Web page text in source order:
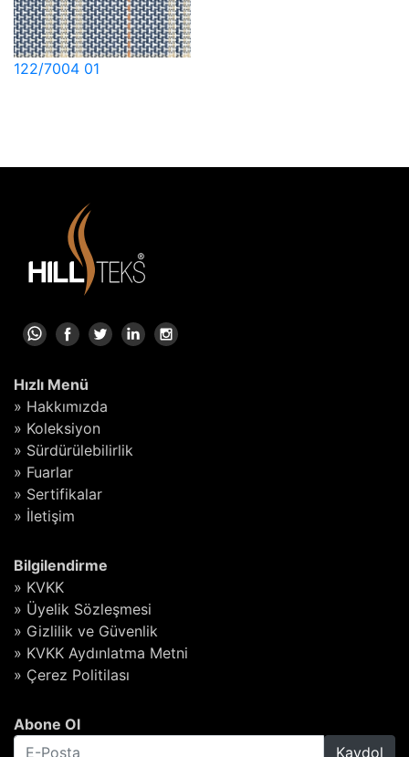
122/7004 01
Hızlı Menü
» Hakkımızda
» Koleksiyon
» Sürdürülebilirlik
» Fuarlar
» Sertifikalar
» İletişim
Bilgilendirme
» KVKK
» Üyelik Sözleşmesi
» Gizlilik ve Güvenlik
» KVKK Aydınlatma Metni
» Çerez Politilası
Abone Ol
Kaydol